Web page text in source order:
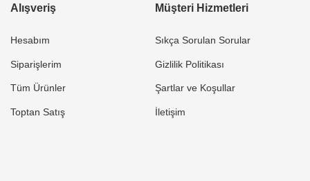
Alışveriş
Hesabım
Siparişlerim
Tüm Ürünler
Toptan Satış
Müşteri Hizmetleri
Sıkça Sorulan Sorular
Gizlilik Politikası
Şartlar ve Koşullar
İletişim